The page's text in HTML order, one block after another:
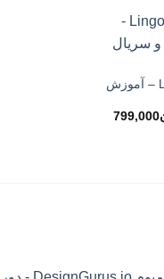
اکانت پرمیوم Lingopie – آموزش
799,000محدوده